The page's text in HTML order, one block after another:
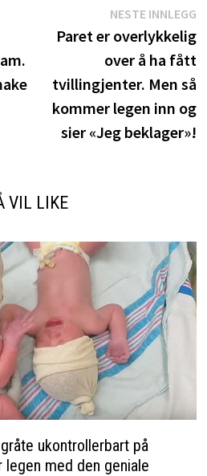
NESTE INNLEGG
Paret er overlykkelig
over å ha fått
tvillingjenter. Men så
kommer legen inn og
sier «Jeg beklager»!
VIL LIKE
ukontrollerbart på
med den geniale